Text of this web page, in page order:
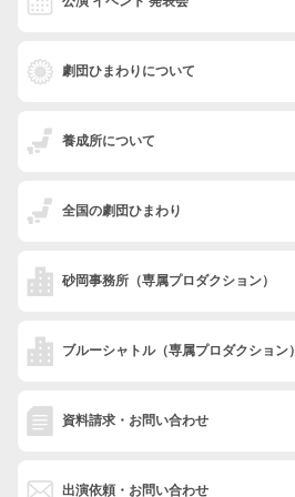
劇団ひまわりについて
養成所について
全国の劇団ひまわり
砂岡事務所 （専属プロダクション）
ブルーシャトル（専属プロダクション）
資料請求・お問い合わせ
出演依頼・お問い合わせ